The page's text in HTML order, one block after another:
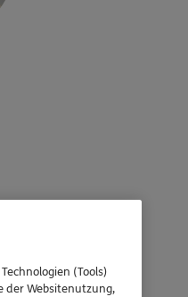
(Tools)
der Websitenutzung,